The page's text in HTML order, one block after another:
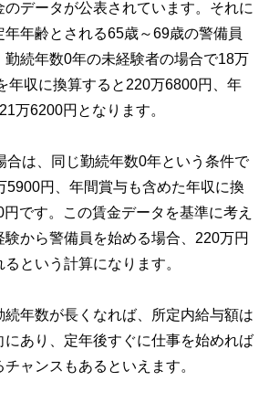
データが公表されています。それに
年年齢とされる65歳～69歳の警備員
勤続年数0年の未経験者の場合で18万
年収に換算すると220万6800円、年
万6200円となります。
合は、同じ勤続年数0年という条件で
5900円、年間賞与も含めた年収に換
です。この賃金データを基準に考え
から警備員を始める場合、220万円
という計算になります。
続年数が長くなれば、所定内給与額は
にあり、定年後すぐに仕事を始めれば
ャンスもあるといえます。